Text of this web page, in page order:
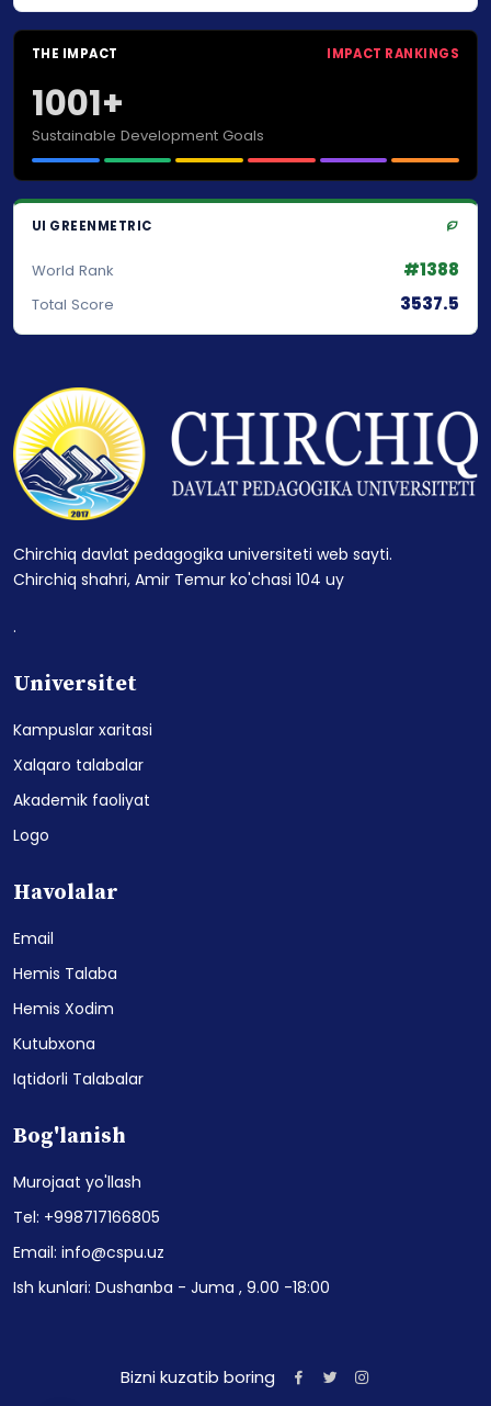
THE IMPACT IMPACT RANKINGS
1001+
Sustainable Development Goals
UI GREENMETRIC
World Rank #1388
Total Score 3537.5
Chirchiq davlat pedagogika universiteti web sayti.
Chirchiq shahri, Amir Temur ko'chasi 104 uy
.
Universitet
Kampuslar xaritasi
Xalqaro talabalar
Akademik faoliyat
Logo
Havolalar
Email
Hemis Talaba
Hemis Xodim
Kutubxona
Iqtidorli Talabalar
Bog'lanish
Murojaat yo'llash
Tel: +998717166805
Email: info@cspu.uz
Ish kunlari: Dushanba - Juma , 9.00 -18:00
Bizni kuzatib boring